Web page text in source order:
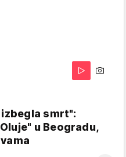
izbegla smrt":
u Beogradu,